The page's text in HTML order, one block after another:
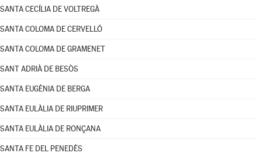
SANTA CECÍLIA DE VOLTREGÀ
SANTA COLOMA DE CERVELLÓ
SANTA COLOMA DE GRAMENET
SANT ADRIÀ DE BESÒS
SANTA EUGÈNIA DE BERGA
SANTA EULÀLIA DE RIUPRIMER
SANTA EULÀLIA DE RONÇANA
SANTA FE DEL PENEDÈS